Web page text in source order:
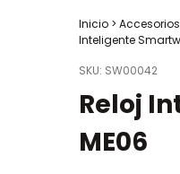
Inicio > Accesorios
Inteligente
SKU: SW00042
Reloj
ME06